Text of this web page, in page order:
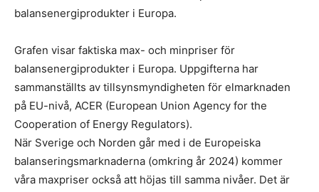
Grafen visar faktiska max- och minpriser för
balansenergiprodukter i Europa. Uppgifterna har
sammanställts av tillsynsmyndigheten för elmarknaden
på EU-nivå, ACER (European Union Agency for the
Cooperation of Energy Regulators).
När Sverige och Norden går med i de Europeiska
balanseringsmarknaderna (omkring år 2024) kommer
våra maxpriser också att höjas till samma nivåer. Det är